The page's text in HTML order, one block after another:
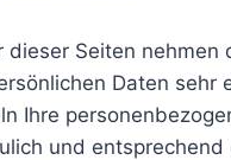
dieser Seiten nehmen
Daten sehr
Ihre
und entsprechend